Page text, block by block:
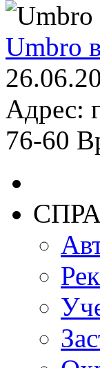
Umbro
Адрес:
76-60